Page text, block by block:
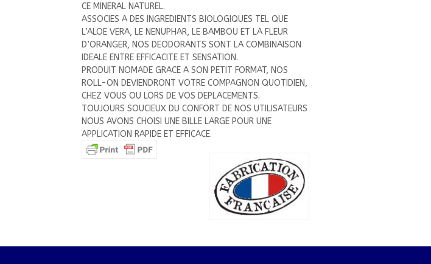
CE MINERAL NATUREL.
ASSOCIES A DES INGREDIENTS BIOLOGIQUES TEL QUE
L’ALOE VERA, LE NENUPHAR, LE BAMBOU ET LA FLEUR
D’ORANGER, NOS DEODORANTS SONT LA COMBINAISON
IDEALE ENTRE EFFICACITE ET SENSATION.
PRODUIT NOMADE GRACE A SON PETIT FORMAT, NOS
ROLL-ON DEVIENDRONT VOTRE COMPAGNON QUOTIDIEN,
CHEZ VOUS OU LORS DE VOS DEPLACEMENTS.
TOUJOURS SOUCIEUX DU CONFORT DE NOS UTILISATEURS
NOUS AVONS CHOISI UNE BILLE LARGE POUR UNE
APPLICATION RAPIDE ET EFFICACE.